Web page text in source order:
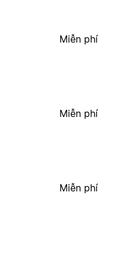
Miễn phí
Miễn phí
Miễn phí